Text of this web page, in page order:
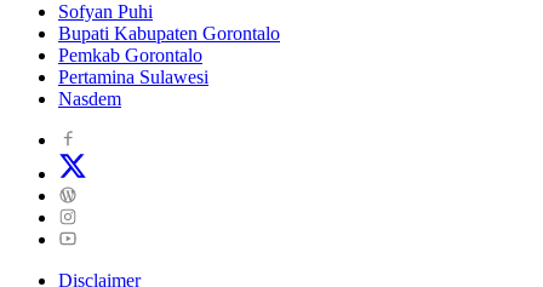
Sofyan Puhi
Bupati Kabupaten Gorontalo
Pemkab Gorontalo
Pertamina Sulawesi
Nasdem
Disclaimer